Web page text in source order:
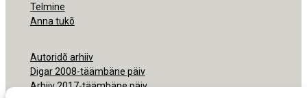
Telmine
Anna tukõ
Autoridõ arhiiv
Digar 2008-täämbäne päiv
Arhiiv 2017-täämbäne päiv